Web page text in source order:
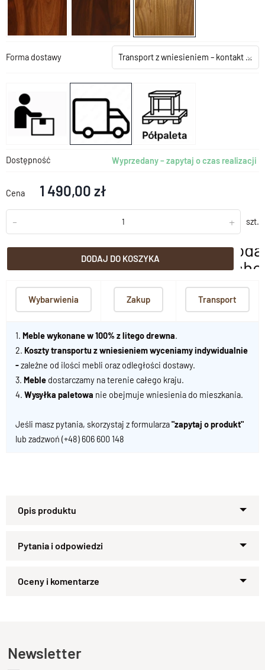
Forma dostawy Transport z wniesieniem – kontakt z salonem
Dostępność Wyprzedany – zapytaj o czas realizacji
Cena 1 490,00 zł
- + szt.
DODAJ DO KOSZYKA
Wybarwienia Zakup Transport
1. Meble wykonane w 100% z litego drewna.
2. Koszty transportu z wniesieniem wyceniamy indywidualnie
-zależne od ilości mebli oraz odległości dostawy.
3. Meble dostarczamy na terenie całego kraju.
4. Wysyłka paletowa nie obejmuje wniesienia do mieszkania.
Jeśli masz pytania, skorzystaj z formularza"zapytaj o produkt"
lub zadzwoń (+48) 606 600 148
Zapytaj o produkt
Newsletter